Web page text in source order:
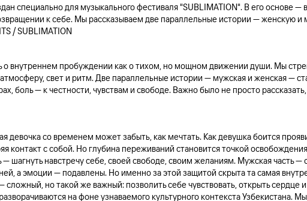
специально для музыкального фестиваля "SUBLIMATION". В его основе —
к себе. Мы рассказываем две параллельные истории — женскую и
/ SUBLIMATION
о внутреннем пробуждении как о тихом, но мощном движении души. Мы
свет и ритм. Две параллельные истории — мужская и женская —
боль — к честности, чувствам и свободе. Важно было не просто рассказать,
девочка со временем может забыть, как мечтать. Как девушка боится
контакт с собой. Но глубина переживаний становится точкой
шагнуть навстречу себе, своей свободе, своим желаниям. Мужская часть —
а эмоции — подавлены. Но именно за этой защитой скрыта та самая
сложный, но такой же важный: позволить себе чувствовать, открыть сердце
на фоне узнаваемого культурного контекста Узбекистана.